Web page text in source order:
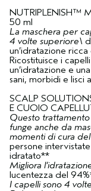
NUTRIPLENISH™
50 ml
La maschera per
4 volte superiore\
un’idratazione
Ricostituisce i
un’idratazione e
sani, morbidi e lisci
SCALP
E CUOIO
Questo
funge anche da
momenti di cura
persone
idratato**
Migliora
lucentezza del
I capelli sono 4